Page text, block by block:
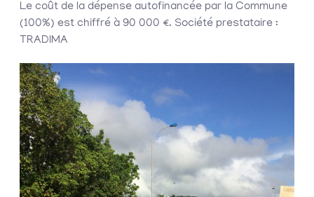
Le coût de la dépense autofinancée par la Commune
(100%) est chiffré à 90 000 €. Société prestataire :
TRADIMA